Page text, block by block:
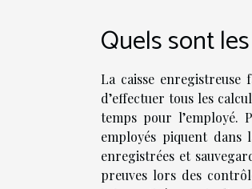
Quels sont
La caisse
d’effectuer tous les
temps pour l’employé.
employés piquent dans
enregistrées et
preuves lors des